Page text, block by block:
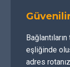
eşliğinde
adres